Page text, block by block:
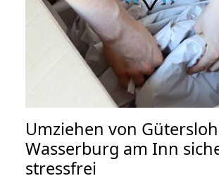
Umziehen von
Wasserburg am Inn
stressfrei